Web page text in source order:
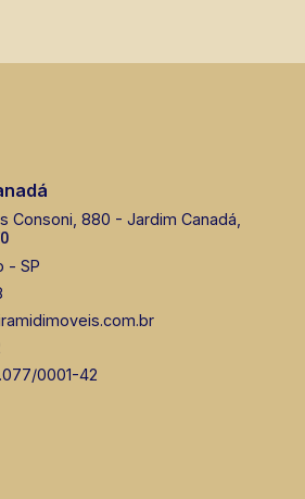
Consoni, 880 - Jardim Canadá,
- SP
0001-42